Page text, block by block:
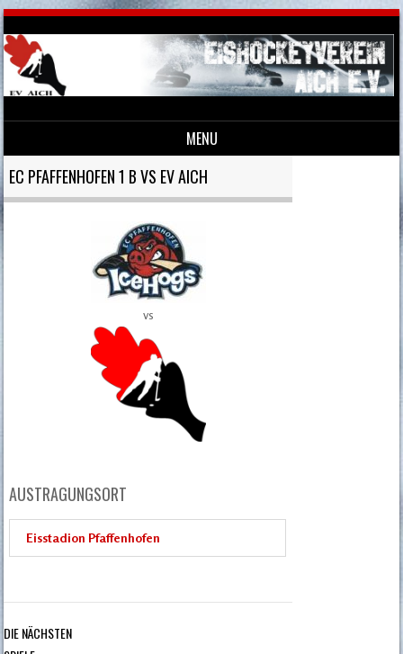
MENU
Skip to content
EC PFAFFENHOFEN 1 B VS EV AICH
vs
AUSTRAGUNGSORT
Eisstadion Pfaffenhofen
DIE NÄCHSTEN